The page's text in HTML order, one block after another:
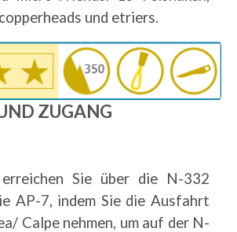
und etriers.
ZUGANG
Sie über die N-332
AP-7, indem Sie die Ausfahrt
Calpe nehmen, um auf der N-